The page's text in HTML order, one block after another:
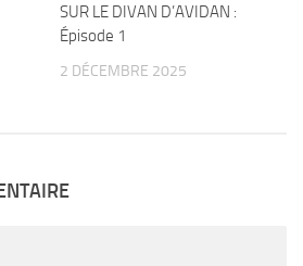
SUR LE DIVAN D’AVIDAN :
Épisode 1
2 DÉCEMBRE 2025